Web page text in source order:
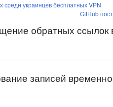
украинцев бесплатных VPN
GitHub
обратных ссылок
записей